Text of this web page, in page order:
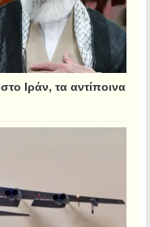
Ιράν, τα αντίποινα